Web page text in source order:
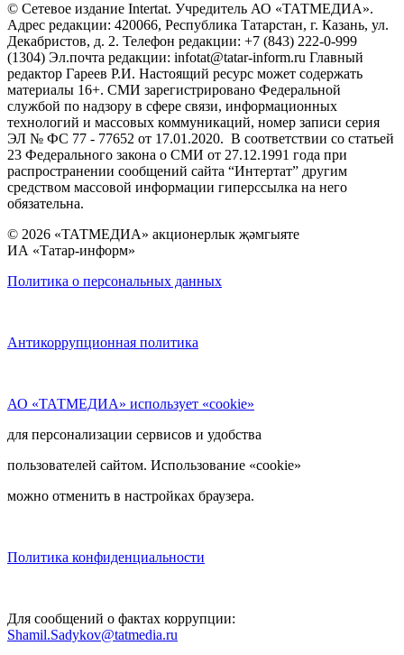
© Сетевое издание Intertat. Учредитель АО «ТАТМЕДИА».
Адрес редакции: 420066, Республика Татарстан, г. Казань, ул.
Декабристов, д. 2. Телефон редакции: +7 (843) 222-0-999
(1304) Эл.почта редакции: infotat@tatar-inform.ru Главный
редактор Гареев Р.И. Настоящий ресурс может содержать
материалы 16+. СМИ зарегистрировано Федеральной
службой по надзору в сфере связи, информационных
технологий и массовых коммуникаций, номер записи серия
ЭЛ № ФС 77 - 77652 от 17.01.2020. В соответствии со статьей
23 Федерального закона о СМИ от 27.12.1991 года при
распространении сообщений сайта “Интертат” другим
средством массовой информации гиперссылка на него
обязательна.
© 2026 «ТАТМЕДИА» акционерлык җәмгыяте
ИА «Татар-информ»
Политика о персональных данных
Антикоррупционная политика
АО «ТАТМЕДИА» использует «cookie»
для персонализации сервисов и удобства
пользователей сайтом. Использование «cookie»
можно отменить в настройках браузера.
Политика конфиденциальности
Для сообщений о фактах коррупции:
Shamil.Sadykov@tatmedia.ru